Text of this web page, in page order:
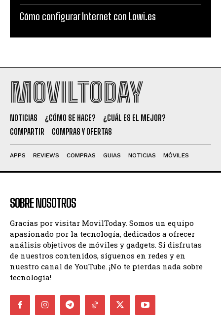
Cómo configurar Internet con Lowi.es
MOVILTODAY
NOTICIAS ¿CÓMO SE HACE?
¿CUÁL ES EL MEJOR?
COMPARTIR
COMPRAS Y OFERTAS
APPS REVIEWS COMPRAS GUIAS NOTICIAS MÓVILES
SOBRE NOSOTROS
Gracias por visitar MovilToday. Somos un equipo
apasionado por la tecnología, dedicados a ofrecer
análisis objetivos de móviles y gadgets. Si disfrutas
de nuestros contenidos, síguenos en redes y en
nuestro canal de YouTube. ¡No te pierdas nada sobre
tecnología!